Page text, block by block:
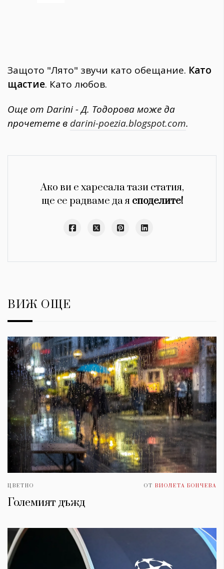
Защото "Лято" звучи като обещание. Като
щастие. Като любов.
Още от Darini - Д. Тодорова може да
прочетете в darini-poezia.blogspot.com.
Ако ви е харесала тази статия,
ще се радваме да я споделите!
ВИЖ ОЩЕ
ЦВЕТНО ОТ ВИОЛЕТА БОНЧЕВА
Големият дъжд